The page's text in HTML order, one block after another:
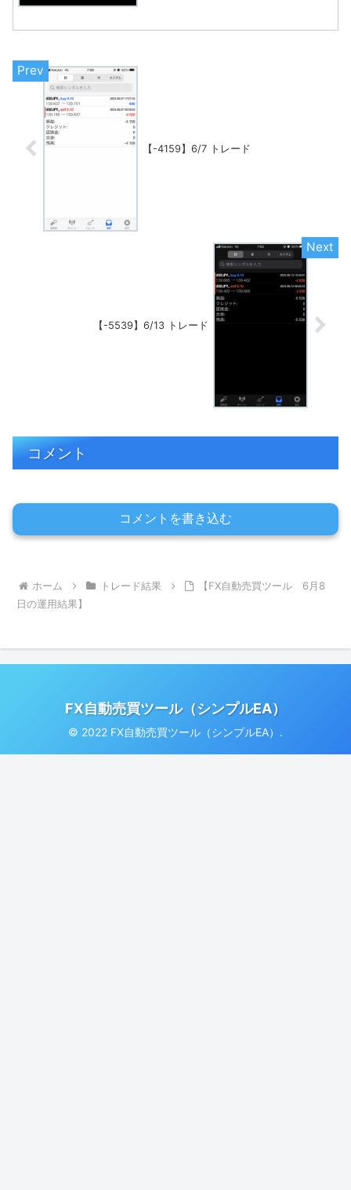
【-4159】6/7 トレード
【-5539】6/13 トレード
コメント
コメントを書き込む
ホーム トレード結果
【FX自動売買ツール 6月8
日の運用結果】
FX自動売買ツール（シンプルEA）
© 2022 FX自動売買ツール（シンプルEA）.